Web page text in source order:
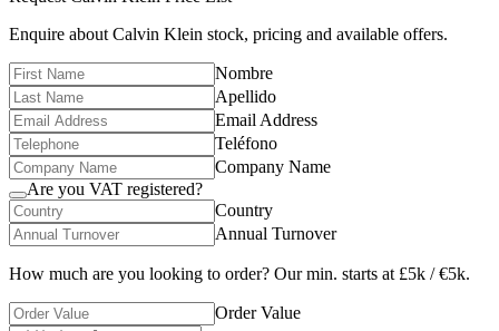
Enquire about Calvin Klein stock, pricing and available offers.
Nombre
Apellido
Email Address
Teléfono
Company Name
Are you VAT registered?
Country
Annual Turnover
How much are you looking to order? Our min. starts at £5k / €5k.
Order Value